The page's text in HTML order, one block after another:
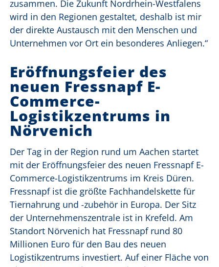
zusammen. Die Zukunft Nordrhein-Westfalens
wird in den Regionen gestaltet, deshalb ist mir
der direkte Austausch mit den Menschen und
Unternehmen vor Ort ein besonderes Anliegen.“
Eröffnungsfeier des
neuen Fressnapf E-
Commerce-
Logistikzentrums in
Nörvenich
Der Tag in der Region rund um Aachen startet
mit der Eröffnungsfeier des neuen Fressnapf E-
Commerce-Logistikzentrums im Kreis Düren.
Fressnapf ist die größte Fachhandelskette für
Tiernahrung und -zubehör in Europa. Der Sitz
der Unternehmenszentrale ist in Krefeld. Am
Standort Nörvenich hat Fressnapf rund 80
Millionen Euro für den Bau des neuen
Logistikzentrums investiert. Auf einer Fläche von